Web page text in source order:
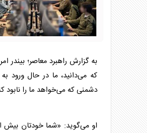
به گزارش راهبرد معاصر؛ بیندر
که می‌دانید، ما در حال ورود
دشمنی که می‌خواهد ما را نابود
او می‌گوید: «شما خودتان بیش